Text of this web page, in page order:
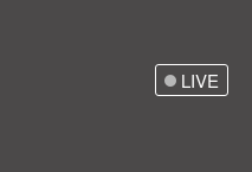
LIVE